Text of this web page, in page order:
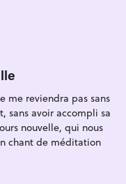
me reviendra pas sans
sans avoir accompli sa
nouvelle, qui nous
chant de méditation